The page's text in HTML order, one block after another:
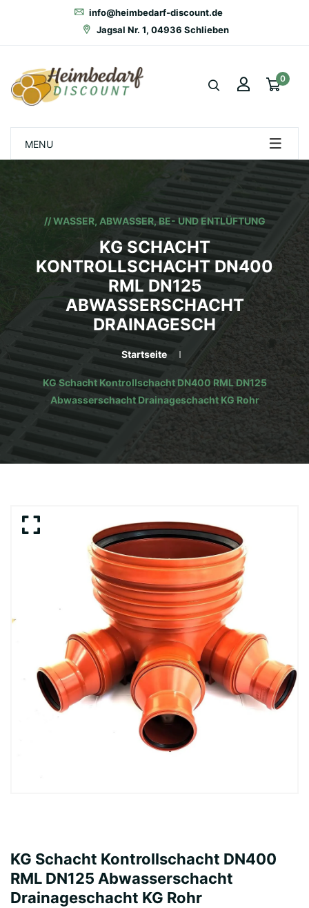
info@heimbedarf-discount.de
Jagsal Nr. 1, 04936 Schlieben
0
MENU
// WASSER, ABWASSER, BE- UND ENTLÜFTUNG
KG SCHACHT
KONTROLLSCHACHT DN400
RML DN125
ABWASSERSCHACHT
DRAINAGESCH
Startseite
KG Schacht Kontrollschacht DN400 RML DN125
Abwasserschacht Drainageschacht KG Rohr
KG Schacht Kontrollschacht DN400
RML DN125 Abwasserschacht
Drainageschacht KG Rohr